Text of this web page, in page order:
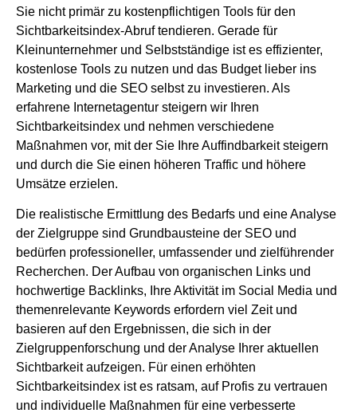
Sie nicht primär zu kostenpflichtigen Tools für den
Sichtbarkeitsindex-Abruf tendieren. Gerade für
Kleinunternehmer und Selbstständige ist es effizienter,
kostenlose Tools zu nutzen und das Budget lieber ins
Marketing und die SEO selbst zu investieren. Als
erfahrene Internetagentur steigern wir Ihren
Sichtbarkeitsindex und nehmen verschiedene
Maßnahmen vor, mit der Sie Ihre Auffindbarkeit steigern
und durch die Sie einen höheren Traffic und höhere
Umsätze erzielen.
Die realistische Ermittlung des Bedarfs und eine Analyse
der Zielgruppe sind Grundbausteine der SEO und
bedürfen professioneller, umfassender und zielführender
Recherchen. Der Aufbau von organischen Links und
hochwertige Backlinks, Ihre Aktivität im Social Media und
themenrelevante Keywords erfordern viel Zeit und
basieren auf den Ergebnissen, die sich in der
Zielgruppenforschung und der Analyse Ihrer aktuellen
Sichtbarkeit aufzeigen. Für einen erhöhten
Sichtbarkeitsindex ist es ratsam, auf Profis zu vertrauen
und individuelle Maßnahmen für eine verbesserte